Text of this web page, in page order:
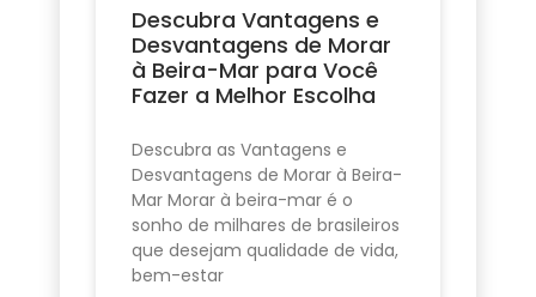
Descubra Vantagens e
Desvantagens de Morar
à Beira-Mar para Você
Fazer a Melhor Escolha
Descubra as Vantagens e
Desvantagens de Morar à Beira-
Mar Morar à beira-mar é o
sonho de milhares de brasileiros
que desejam qualidade de vida,
bem-estar